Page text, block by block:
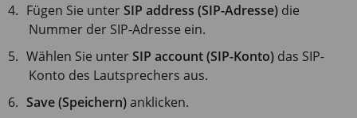
Fügen Sie unterSIP address (SIP-Adresse) die
Nummer der SIP-Adresse ein.
Wählen Sie unterSIP account (SIP-Konto) das SIP-
Konto des Lautsprechers aus.
Save (Speichern)anklicken.